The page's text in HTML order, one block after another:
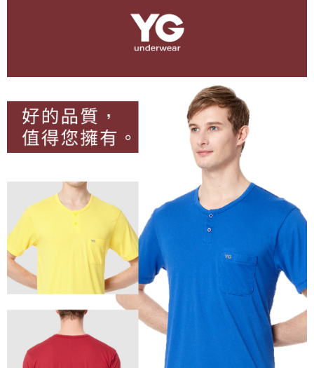
１．簡單：不需註冊會員、不需綁卡、不需儲值。
２．便利：只要手機號碼，簡訊認證，即可結帳。
３．安心：先確認商品／服務後，再付款。
１．於結帳方式選擇「AFTEE先享後付」後，將跳轉至「AFTEE先享後付」
結帳頁面，進行簡訊認證並確認金額後，即可完成結帳。
２．訂單成立數日內，您將收到繳費通知簡訊。
３．收到繳費通知簡訊後14天內，點擊此簡訊中的連結，可透過四大超商／
ATM／網路銀行／等多元方式進行付款，方視為交易完成。
※ 請注意：結帳手續完成當下不需立刻繳費，但若您需要取消訂單，請聯絡
購買商品的店家。未經商家同意取消之訂單仍視為有效，需透過AFTEE先享
※ 交易是否成功請以「AFTEE先享後付 」之結帳頁面顯示為準，若有關於
是否繳費成功／繳費後需取消欲退款等相關疑問，請聯繫「AFTEE先享後付
客戶支援中心」https://netprotections.freshdesk.com/support/home
【注意事項】
１．透過由恩沛科技股份有限公司提供之「AFTEE先享後付」服務完成之交
易，需依本服務之必要範圍內提供個人資料，並將交易相關給付款項請求債
權轉讓予恩沛科技股份有限公司。
２．關於個人資料處理事宜，請瀏覽以下網址：
https://aftee.tw/terms/#terms3
３．未成年的使用者請事先徵得法定代理人或監護人之同意方可使用
「AFTEE先享後付」，若未經同意申辦者引起之損失，本公司不負相關責
４．使用「AFTEE先享後付」時，將依據個別帳號之用戶狀況，依本公司即
時審查核予不同之上限額度；若仍有額度不足之情形，本公司將視審查結果
每筆NT$80，滿NT$899(含以上)免運費
7-11取貨付款
每筆NT$80，滿NT$899(含以上)免運費
每筆NT$80，滿NT$899(含以上)免運費
宅配
每筆NT$100，滿NT$899(含以上)免運費